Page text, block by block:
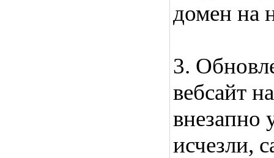
домен на
3.
вебсайт
внезапно
исчезли,